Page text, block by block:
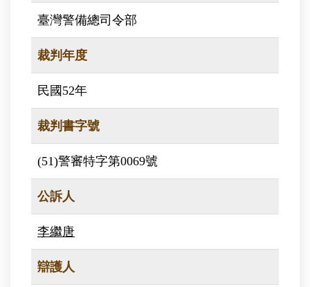
臺灣警備總司令部
裁判年度
民國52年
裁判書字號
(51)警審特字第0069號
公訴人
李繼唐
辯護人